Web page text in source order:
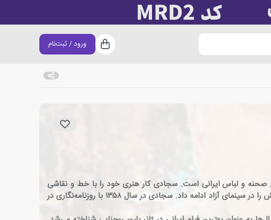
سبد خرید
ورود / ثبت‌نام
و طراح صحنه و لباس ایرانی است. سجادی کار هنری خود را با خط و نقاشی
آغاز کرد. در اواخر دهه ۵۰ کار فیلمسازی را در کانون پرورش فکری کودکان و نوجوانان پی گرفت و بعدها فعالیتش را در سینمای آزاد ادامه داد. سجادی در سال ۱۳۵۸ با روزنامه‌نگاری در